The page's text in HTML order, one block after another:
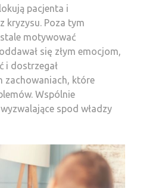
pacjenta i
kryzysu. Poza tym
motywować
się złym emocjom,
i dostrzegał
zachowaniach, które
Wspólnie
spod władzy